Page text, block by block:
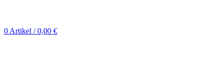
0 Artikel / 0,00 €